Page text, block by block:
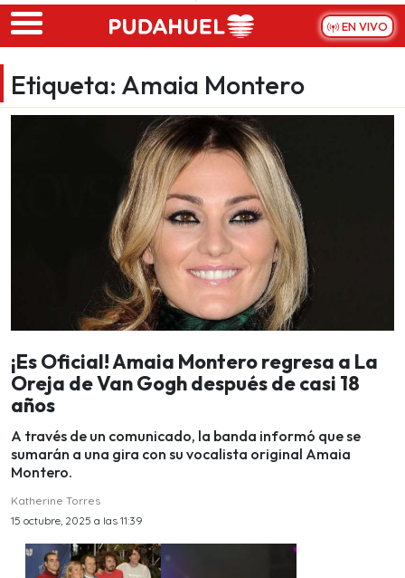
Skip to main content
EN VIVO
Etiqueta: Amaia Montero
¡Es Oficial! Amaia Montero regresa a La
Oreja de Van Gogh después de casi 18
años
A través de un comunicado, la banda informó que se
sumarán a una gira con su vocalista original Amaia
Montero.
Katherine Torres
15 octubre, 2025 a las 11:39